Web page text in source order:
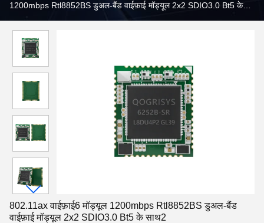
1200mbps Rtl8852BS डुअल-बैंड वाईफ़ाई मॉड्यूल 2x2 SDIO3.0 Bt5 के
802.11ax वाईफ़ाई6 मॉड्यूल 1200mbps Rtl8852BS डुअल-बैंड
वाईफ़ाई मॉड्यूल 2x2 SDIO3.0 Bt5 के साथ2